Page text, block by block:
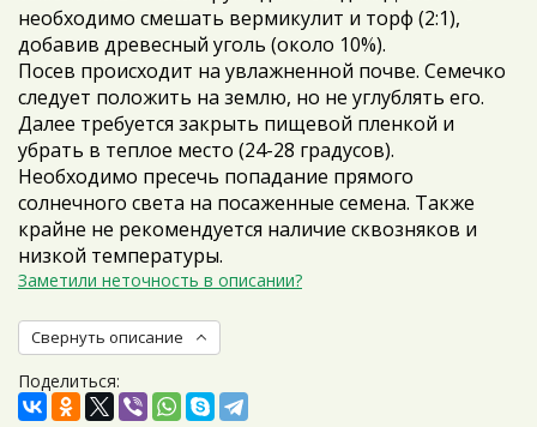
необходимо смешать вермикулит и торф (2:1),
добавив древесный уголь (около 10%).
Посев происходит на увлажненной почве. Семечко
следует положить на землю, но не углублять его.
Далее требуется закрыть пищевой пленкой и
убрать в теплое место (24-28 градусов).
Необходимо пресечь попадание прямого
солнечного света на посаженные семена. Также
крайне не рекомендуется наличие сквозняков и
низкой температуры.
Заметили неточность в описании?
Свернуть описание
Поделиться: